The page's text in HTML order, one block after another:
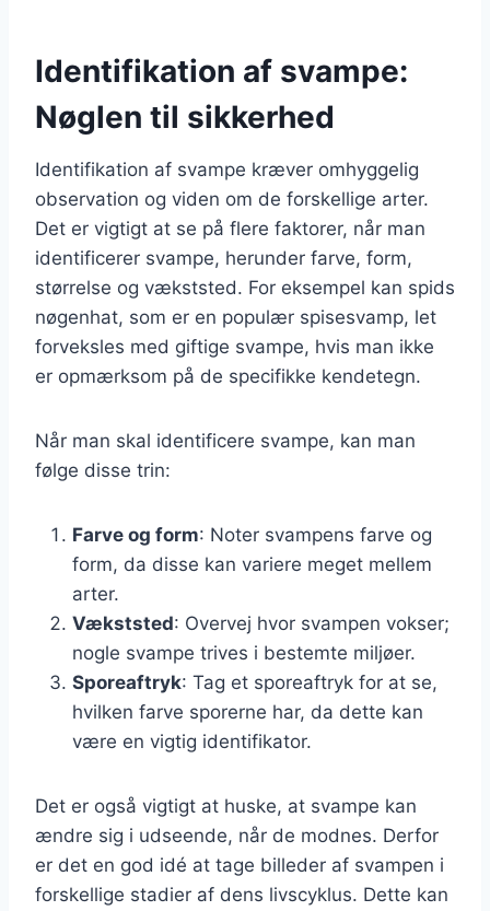
Identifikation af svampe:
Nøglen til sikkerhed
Identifikation af svampe kræver omhyggelig
observation og viden om de forskellige arter.
Det er vigtigt at se på flere faktorer, når man
identificerer svampe, herunder farve, form,
størrelse og vækststed. For eksempel kan spids
nøgenhat, som er en populær spisesvamp, let
forveksles med giftige svampe, hvis man ikke
er opmærksom på de specifikke kendetegn.
Når man skal identificere svampe, kan man
følge disse trin:
Farve og form: Noter svampens farve og
form, da disse kan variere meget mellem
arter.
Vækststed: Overvej hvor svampen vokser;
nogle svampe trives i bestemte miljøer.
Sporeaftryk: Tag et sporeaftryk for at se,
hvilken farve sporerne har, da dette kan
være en vigtig identifikator.
Det er også vigtigt at huske, at svampe kan
ændre sig i udseende, når de modnes. Derfor
er det en god idé at tage billeder af svampen i
forskellige stadier af dens livscyklus. Dette kan